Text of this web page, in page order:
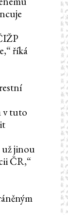
říká
v tuto
už jinou
ČR,“